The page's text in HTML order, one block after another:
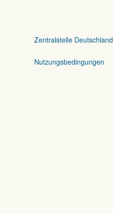
Zentralstelle Deutschland
Nutzungsbedingungen